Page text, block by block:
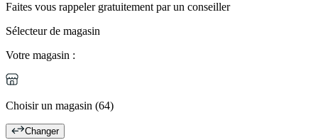
Faites vous rappeler gratuitement par un conseiller
Sélecteur de magasin
Votre magasin :
Choisir un magasin (64)
Changer